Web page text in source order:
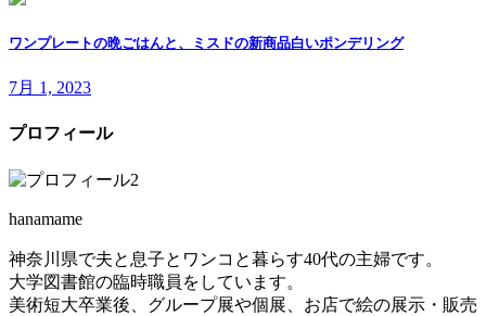
ワンプレートの晩ごはんと、ミスドの新商品白いポンデリング
7月 1, 2023
プロフィール
hanamame
神奈川県で夫と息子とワンコと暮らす40代の主婦です。
大学図書館の臨時職員をしています。
美術短大卒業後、グループ展や個展、お店で絵の展示・販売